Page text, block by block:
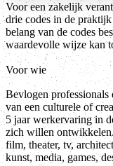
Voor een zakelijk
drie codes in de
belang van de codes
waardevolle wijze kan
Voor wie
Bevlogen
van een culturele of
5 jaar werkervaring in
zich willen
film, theater, tv,
kunst, media, games,